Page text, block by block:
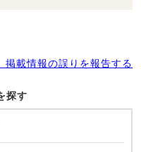
掲載情報の誤りを報告する
探す